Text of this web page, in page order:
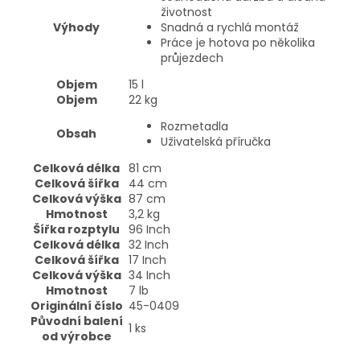
Výhody
životnost
Snadná a rychlá montáž
Práce je hotova po několika
průjezdech
Objem
15 l
Objem
22 kg
Obsah
Rozmetadla
Uživatelská příručka
Celková délka 81 cm
Celková šířka
44 cm
Celková výška 87 cm
Hmotnost
3,2 kg
Šířka rozptylu 96 Inch
Celková délka 32 Inch
Celková šířka
17 Inch
Celková výška 34 Inch
Hmotnost
7 lb
Originální číslo 45-0409
Původní balení
od výrobce
1 ks